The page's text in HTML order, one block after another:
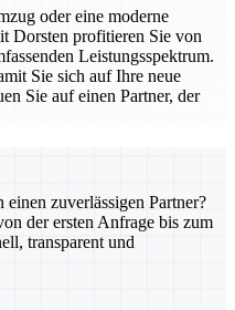
oder eine moderne
Dorsten profitieren Sie von
Leistungsspektrum.
Sie sich auf Ihre neue
Sie auf einen Partner, der
zuverlässigen Partner?
der ersten Anfrage bis zum
transparent und